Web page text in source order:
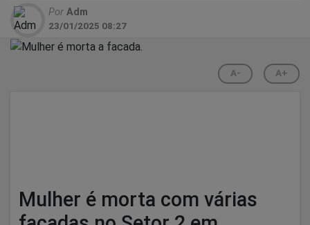
Por Adm
23/01/2025 08:27
A- A+
Mulher é morta com várias